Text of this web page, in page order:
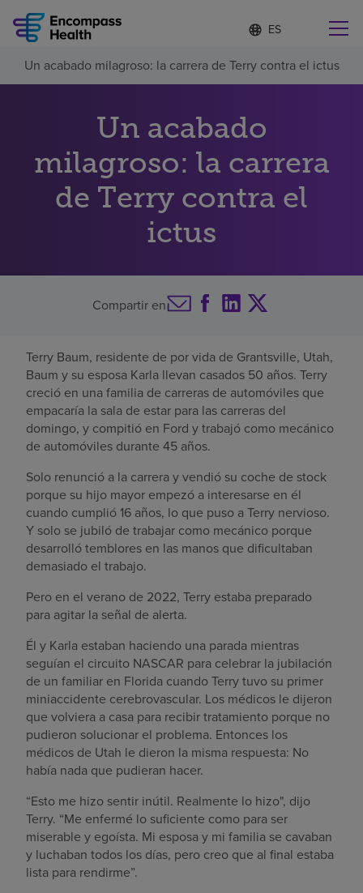
Lista
de
idiomas
contraída
d
o
m
e
e
c
c
i
Encuentre una localidad cerca de usted
Por qué debe elegirnos
Servicios de rehabilitación
Recursos de salud
Buscar un centro
Inversores
Empleos
Pagar mi factura
Un acabado milagroso: la carrera de Terry contra el ictus
Un acabado
milagroso: la carrera
de Terry contra el
ictus
Compartir en
Terry Baum, residente de por vida de Grantsville, Utah,
Baum y su esposa Karla llevan casados 50 años. Terry
creció en una familia de carreras de automóviles que
empacaría la sala de estar para las carreras del
domingo, y compitió en Ford y trabajó como mecánico
de automóviles durante 45 años.
Solo renunció a la carrera y vendió su coche de stock
porque su hijo mayor empezó a interesarse en él
cuando cumplió 16 años, lo que puso a Terry nervioso.
Y solo se jubiló de trabajar como mecánico porque
desarrolló temblores en las manos que dificultaban
demasiado el trabajo.
Pero en el verano de 2022, Terry estaba preparado
para agitar la señal de alerta.
Él y Karla estaban haciendo una parada mientras
seguían el circuito NASCAR para celebrar la jubilación
de un familiar en Florida cuando Terry tuvo su primer
miniaccidente cerebrovascular. Los médicos le dijeron
que volviera a casa para recibir tratamiento porque no
pudieron solucionar el problema. Entonces los
médicos de Utah le dieron la misma respuesta: No
había nada que pudieran hacer.
“Esto me hizo sentir inútil. Realmente lo hizo", dijo
Terry. “Me enfermé lo suficiente como para ser
miserable y egoísta. Mi esposa y mi familia se cavaban
y luchaban todos los días, pero creo que al final estaba
lista para rendirme”.